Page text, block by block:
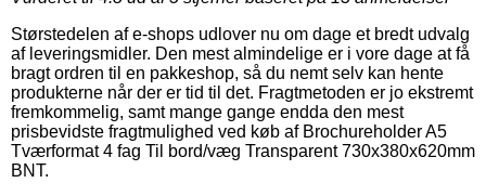
Størstedelen af e-shops udlover nu om dage et bredt udvalg
af leveringsmidler. Den mest almindelige er i vore dage at få
bragt ordren til en pakkeshop, så du nemt selv kan hente
produkterne når der er tid til det. Fragtmetoden er jo ekstremt
fremkommelig, samt mange gange endda den mest
prisbevidste fragtmulighed ved køb af Brochureholder A5
Tværformat 4 fag Til bord/væg Transparent 730x380x620mm
BNT.